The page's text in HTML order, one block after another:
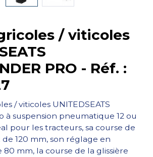
/ viticoles
PRO - Réf. :
/ viticoles UNITEDSEATS
à suspension pneumatique 12 ou
pour les tracteurs, sa course de
de 120 mm, son réglage en
mm, la course de la glissière